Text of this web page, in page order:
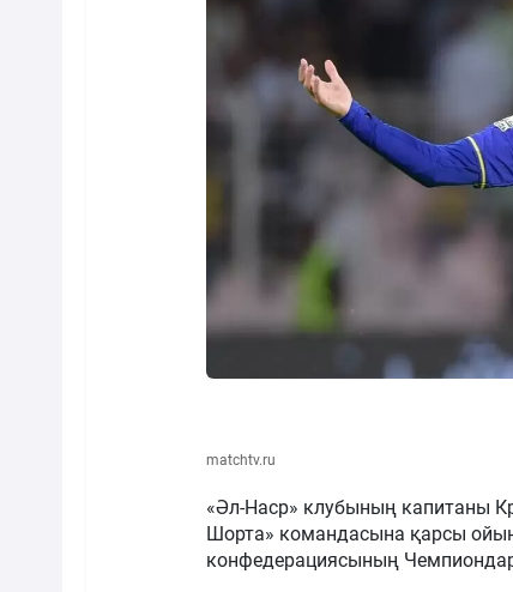
matchtv.ru
«Әл-Наср» клубының капитаны
Шорта» командасына қарсы
конфедерациясының